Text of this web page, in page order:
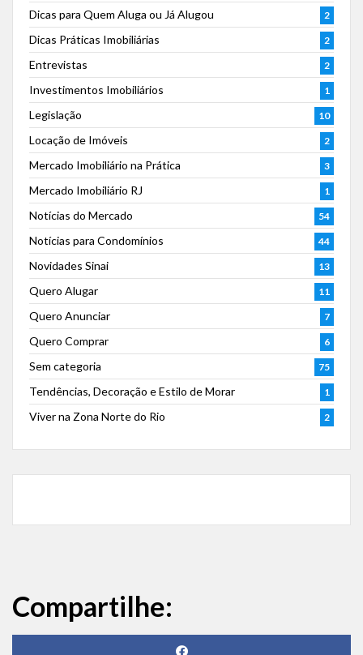
Dicas para Quem Aluga ou Já Alugou 2
Dicas Práticas Imobiliárias 2
Entrevistas 2
Investimentos Imobiliários 1
Legislação 10
Locação de Imóveis 2
Mercado Imobiliário na Prática 3
Mercado Imobiliário RJ 1
Notícias do Mercado 54
Notícias para Condomínios 44
Novidades Sinai 13
Quero Alugar 11
Quero Anunciar 7
Quero Comprar 6
Sem categoria 75
Tendências, Decoração e Estilo de Morar 1
Viver na Zona Norte do Rio 2
Compartilhe: